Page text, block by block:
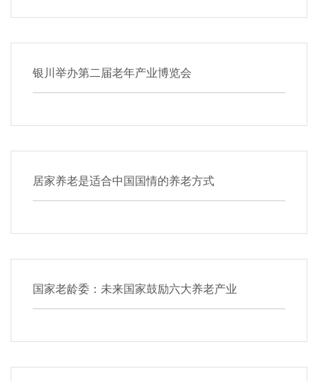
银川举办第二届老年产业博览会
居家养老是适合中国国情的养老方式
国家老龄委：未来国家鼓励六大养老产业